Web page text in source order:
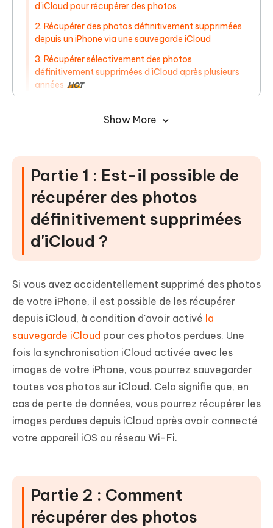
d'iCloud pour récupérer des photos
2. Récupérer des photos définitivement supprimées
depuis un iPhone via une sauvegarde iCloud
3. Récupérer sélectivement des photos
définitivement supprimées d'iCloud après plusieurs
années HOT
Show More
Partie 1 : Est-il possible de
récupérer des photos
définitivement supprimées
d'iCloud ?
Si vous avez accidentellement supprimé des photos
de votre iPhone, il est possible de les récupérer
depuis iCloud, à condition d'avoir activé la
sauvegarde iCloud pour ces photos perdues. Une
fois la synchronisation iCloud activée avec les
images de votre iPhone, vous pourrez sauvegarder
toutes vos photos sur iCloud. Cela signifie que, en
cas de perte de données, vous pourrez récupérer les
images perdues depuis iCloud après avoir connecté
votre appareil iOS au réseau Wi-Fi.
Partie 2 : Comment
récupérer des photos